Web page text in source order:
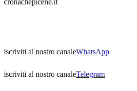
iscriviti al nostro canaleWhatsApp
iscriviti al nostro canaleTelegram